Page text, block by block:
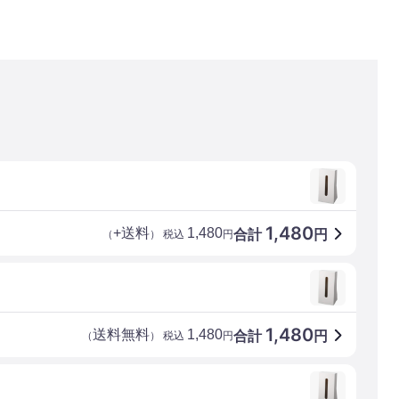
合計 1,480円
（+送料） 税込 1,480円
合計 1,480円
（送料無料） 税込 1,480円